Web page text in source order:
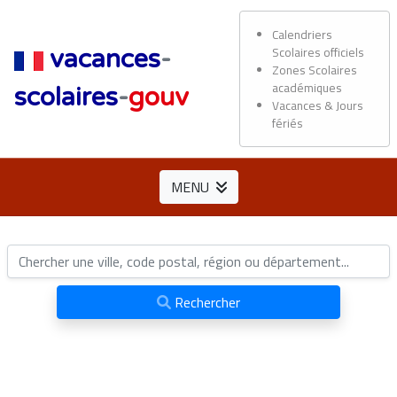
vacances-
scolaires-gouv
Calendriers
Scolaires officiels
Zones Scolaires
académiques
Vacances & Jours
fériés
MENU
Rechercher